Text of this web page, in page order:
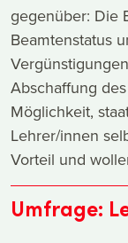
gegenüber: Die
Beamtenstatus
Abschaffung
Möglichkeit,
Lehrer/innen
Vorteil und
Umfrage: